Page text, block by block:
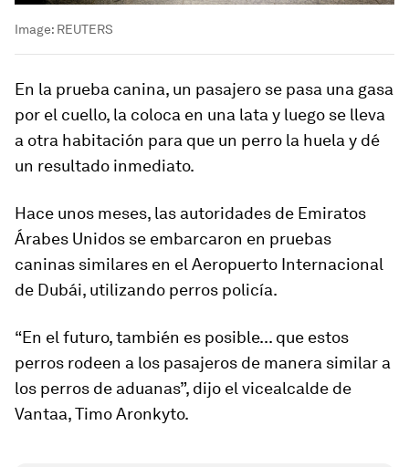
Image: REUTERS
En la prueba canina, un pasajero se pasa una gasa
por el cuello, la coloca en una lata y luego se lleva
a otra habitación para que un perro la huela y dé
un resultado inmediato.
Hace unos meses, las autoridades de Emiratos
Árabes Unidos se embarcaron en pruebas
caninas similares en el Aeropuerto Internacional
de Dubái, utilizando perros policía.
“En el futuro, también es posible... que estos
perros rodeen a los pasajeros de manera similar a
los perros de aduanas”, dijo el vicealcalde de
Vantaa, Timo Aronkyto.